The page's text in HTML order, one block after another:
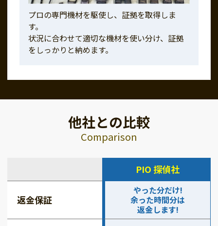
プロの専門機材を駆使し、証拠を取得しま
す。
状況に合わせて適切な機材を使い分け、証拠
をしっかりと納めます。
他社との比較
Comparison
PIO 探偵社
返金保証
やった分だけ!
余った時間分は
返金します!